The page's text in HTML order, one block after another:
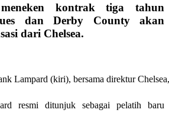
kontrak tiga tahun
dan Derby County akan
dari Chelsea.
Lampard (kiri), bersama direktur
resmi ditunjuk sebagai pelatih baru